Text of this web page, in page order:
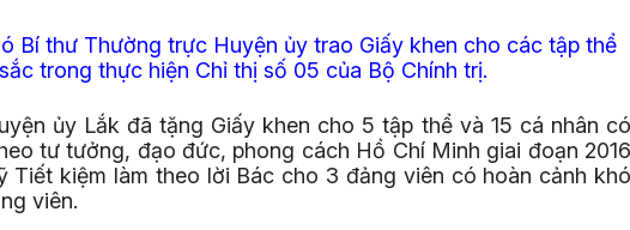
Bí thư Thường trực Huyện ủy trao Giấy khen cho các tập thể
trong thực hiện Chỉ thị số 05 của Bộ Chính trị.
ủy Lắk đã tặng Giấy khen cho 5 tập thể và 15 cá nhân có
tư tưởng, đạo đức, phong cách Hồ Chí Minh giai đoạn 2016
Tiết kiệm làm theo lời Bác cho 3 đảng viên có hoàn cảnh khó
viên.